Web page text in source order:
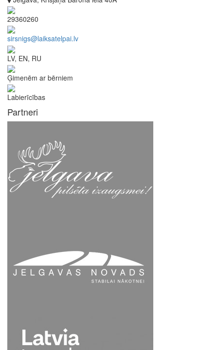
29360260
sirsnigs@laiksatelpai.lv
LV, EN, RU
Ģimenēm ar bērniem
Labierīcības
Partneri